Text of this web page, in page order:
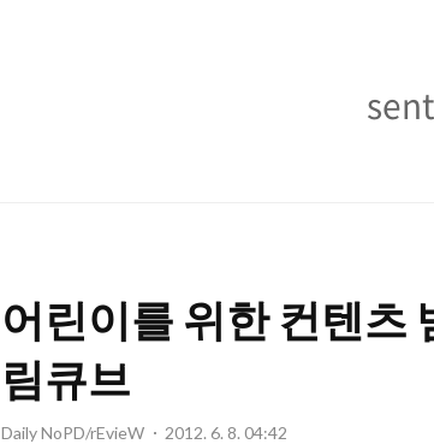
어린이를 위한 컨텐츠
림큐브
Daily NoPD/rEvieW 2012. 6. 8. 04:42